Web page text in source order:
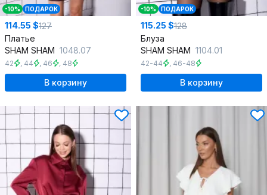
-10% ПОДАРОК
114.55 $127
Платье
SHAM SHAM 1048.07
42 , 44 , 46 , 48
В корзину
-10% ПОДАРОК
115.25 $128
Блуза
SHAM SHAM 1104.01
42-44 , 46-48
В корзину